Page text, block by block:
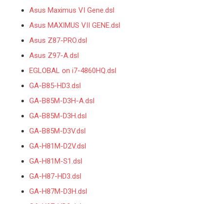
Asus Maximus VI Gene.dsl
Asus MAXIMUS VII GENE.dsl
Asus Z87-PRO.dsl
Asus Z97-A.dsl
EGLOBAL on i7-4860HQ.dsl
GA-B85-HD3.dsl
GA-B85M-D3H-A.dsl
GA-B85M-D3H.dsl
GA-B85M-D3V.dsl
GA-H81M-D2V.dsl
GA-H81M-S1.dsl
GA-H87-HD3.dsl
GA-H87M-D3H.dsl